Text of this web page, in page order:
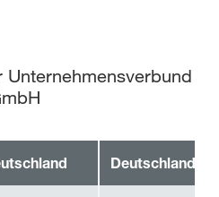
Deutschland